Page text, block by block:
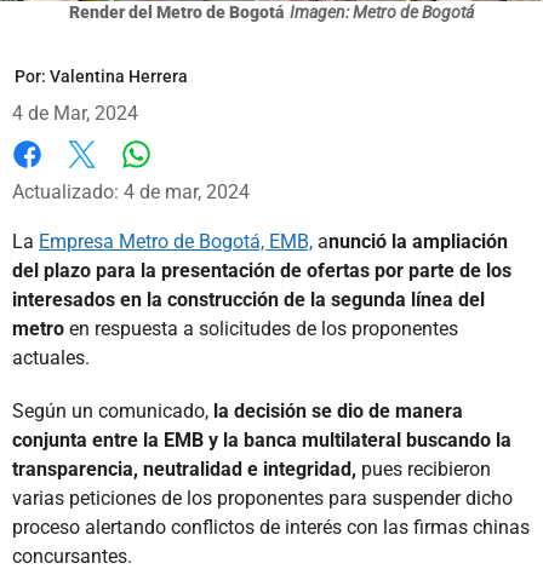
Render del Metro de Bogotá Imagen: Metro de Bogotá
Por: Valentina Herrera
4 de Mar, 2024
Facebook
X
Actualizado: 4 de mar, 2024
La Empresa Metro de Bogotá, EMB, anunció la ampliación
del plazo para la presentación de ofertas por parte de los
interesados en la construcción de la segunda línea del
metro en respuesta a solicitudes de los proponentes
actuales.
Según un comunicado, la decisión se dio de manera
conjunta entre la EMB y la banca multilateral buscando la
transparencia, neutralidad e integridad, pues recibieron
varias peticiones de los proponentes para suspender dicho
proceso alertando conflictos de interés con las firmas chinas
concursantes.